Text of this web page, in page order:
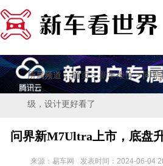
所属频道：首页>新车报价> 问界
级，设计更好看了
问界新M7Ultra上市，底盘
来源：易车网 发表时间：2024-06-04